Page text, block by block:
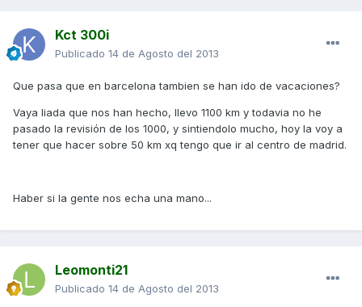
Kct 300i
Publicado 14 de Agosto del 2013
Que pasa que en barcelona tambien se han ido de vacaciones?
Vaya liada que nos han hecho, llevo 1100 km y todavia no he
pasado la revisión de los 1000, y sintiendolo mucho, hoy la voy a
tener que hacer sobre 50 km xq tengo que ir al centro de madrid.
Haber si la gente nos echa una mano...
Leomonti21
Publicado 14 de Agosto del 2013